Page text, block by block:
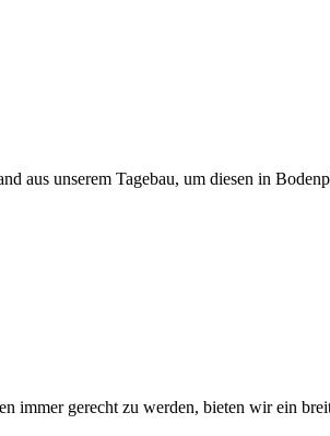
unserem Tagebau, um diesen in
immer gerecht zu werden, bieten wir ein